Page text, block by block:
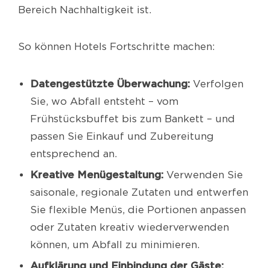
Bereich Nachhaltigkeit ist.
So können Hotels Fortschritte machen:
Datengestützte Überwachung: Verfolgen
Sie, wo Abfall entsteht – vom
Frühstücksbuffet bis zum Bankett – und
passen Sie Einkauf und Zubereitung
entsprechend an.
Kreative Menügestaltung: Verwenden Sie
saisonale, regionale Zutaten und entwerfen
Sie flexible Menüs, die Portionen anpassen
oder Zutaten kreativ wiederverwenden
können, um Abfall zu minimieren.
Aufklärung und Einbindung der Gäste: